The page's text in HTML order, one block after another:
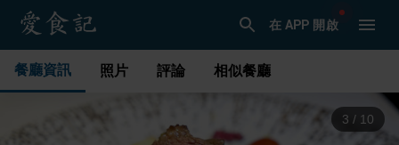
在 APP 開啟
餐廳資訊 照片 評論 相似餐廳
3 / 10